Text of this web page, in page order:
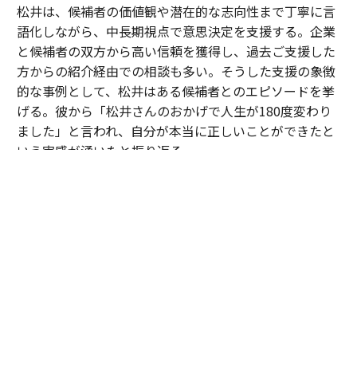
松井は、候補者の価値観や潜在的な志向性まで丁寧に言
語化しながら、中長期視点で意思決定を支援する。企業
と候補者の双方から高い信頼を獲得し、過去ご支援した
方からの紹介経由での相談も多い。そうした支援の象徴
的な事例として、松井はある候補者とのエピソードを挙
げる。彼から「松井さんのおかげで人生が180度変わり
ました」と言われ、自分が本当に正しいことができたと
いう実感が湧いたと振り返る。